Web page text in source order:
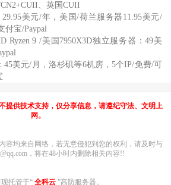
、英国CUII
29.95美元/年，美国/荷兰服务器11.95美元/
付宝/Paypal
Ryzen 9 /美国7950X3D独立服务器：49美
45美元/月，洛杉矶等6机房，5个IP/免费/可
提供技术支持，仅分享信息，请遵纪守法、文明上
网。
容均来自网络，若无意侵犯到您的权利，请及时与
，将在48小时内删除相关内容!!
托管于“ 全科云 ”高防服务器。